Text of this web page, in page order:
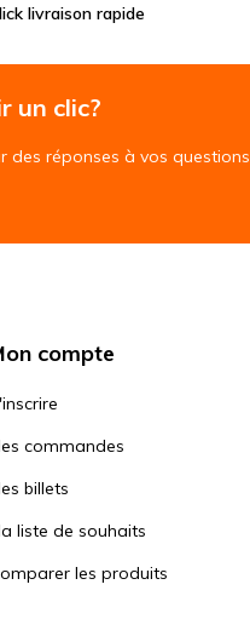
livraison rapide
un clic?
des réponses à vos questions
compte
commandes
billets
liste de souhaits
les produits